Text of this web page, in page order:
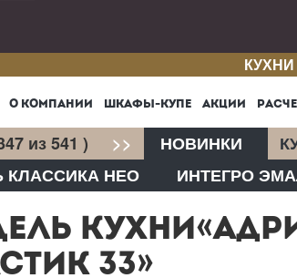
О КОМПАНИИ ШКАФЫ-КУПЕ АКЦИИ
из 541 ) >> НОВИНКИ
КЛАССИКА НЕО
ИНТЕГРО
33»